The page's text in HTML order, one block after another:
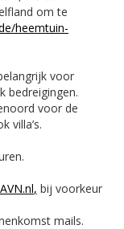
om te
heemtuin-
voor
bedreigingen.
voor de
villa’s.
, bij voorkeur
mails.